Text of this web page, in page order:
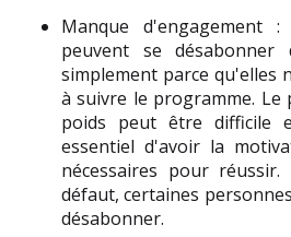
Manque d'engagement :
peuvent se désabonner
simplement parce qu'elles
à suivre le programme. Le
poids peut être difficile
essentiel d'avoir la
nécessaires pour
défaut, certaines
désabonner.